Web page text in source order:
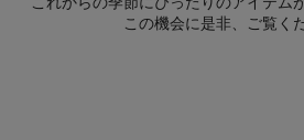
この機会に是非、ご覧く